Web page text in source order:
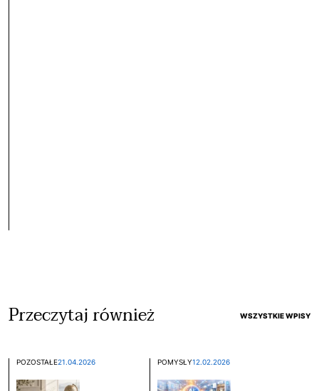
Przeczytaj również WSZYSTKIE WPISY
POZOSTAŁE21.04.2026 POMYSŁY12.02.2026